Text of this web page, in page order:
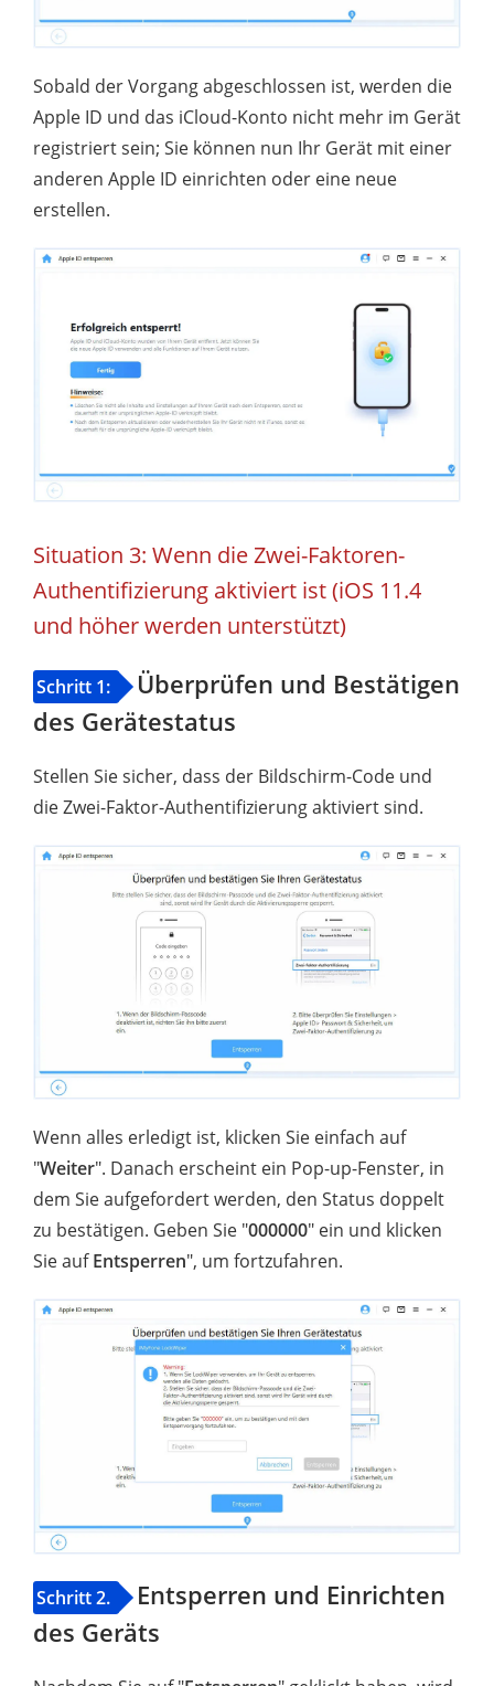
Sobald der Vorgang abgeschlossen ist, werden die
Apple ID und das iCloud-Konto nicht mehr im Gerät
registriert sein; Sie können nun Ihr Gerät mit einer
anderen Apple ID einrichten oder eine neue
erstellen.
Situation 3: Wenn die Zwei-Faktoren-
Authentifizierung aktiviert ist (iOS 11.4
und höher werden unterstützt)
Schritt 1:
Überprüfen und Bestätigen
des Gerätestatus
Stellen Sie sicher, dass der Bildschirm-Code und
die Zwei-Faktor-Authentifizierung aktiviert sind.
Wenn alles erledigt ist, klicken Sie einfach auf
"Weiter". Danach erscheint ein Pop-up-Fenster, in
dem Sie aufgefordert werden, den Status doppelt
zu bestätigen. Geben Sie "000000" ein und klicken
Sie aufEntsperren", um fortzufahren.
Schritt 2.
Entsperren und Einrichten
des Geräts